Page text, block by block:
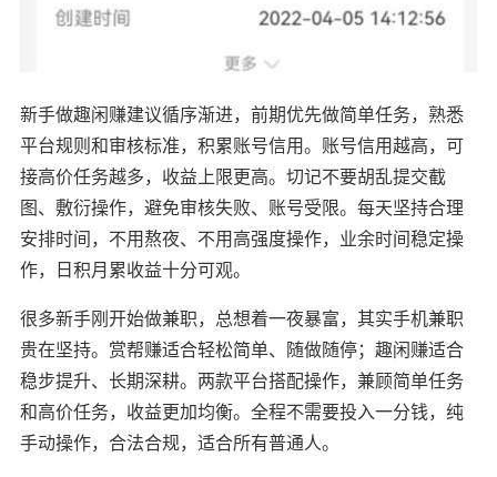
新手做趣闲赚建议循序渐进，前期优先做简单任务，熟悉
平台规则和审核标准，积累账号信用。账号信用越高，可
接高价任务越多，收益上限更高。切记不要胡乱提交截
图、敷衍操作，避免审核失败、账号受限。每天坚持合理
安排时间，不用熬夜、不用高强度操作，业余时间稳定操
作，日积月累收益十分可观。
很多新手刚开始做兼职，总想着一夜暴富，其实手机兼职
贵在坚持。赏帮赚适合轻松简单、随做随停；趣闲赚适合
稳步提升、长期深耕。两款平台搭配操作，兼顾简单任务
和高价任务，收益更加均衡。全程不需要投入一分钱，纯
手动操作，合法合规，适合所有普通人。